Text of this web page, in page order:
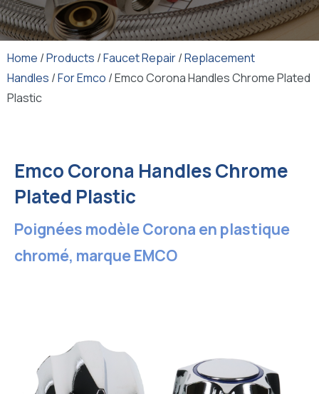
Home /Products /Faucet Repair/Replacement
Handles /For Emco / Emco Corona Handles Chrome Plated
Plastic
Emco Corona Handles Chrome
Plated Plastic
Poignées modèle Corona en plastique
chromé, marque EMCO